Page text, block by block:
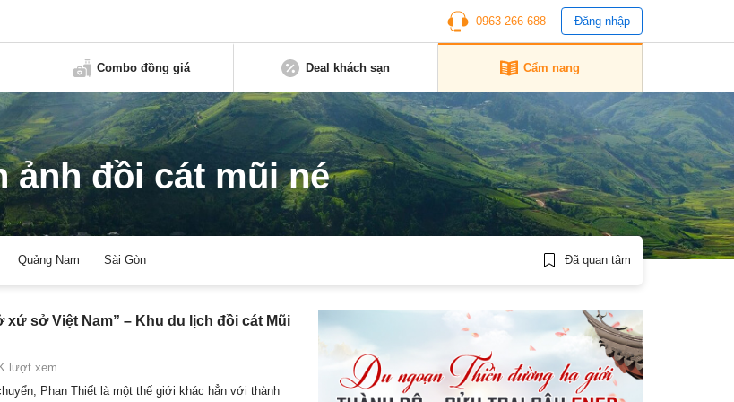
0963 266 688 Đăng nhập
Combo đồng giá Deal khách sạn Cẩm nang
ảnh đồi cát mũi né
Quảng Nam Sài Gòn Đã quan tâm
xứ sở Việt Nam” – Khu du lịch đồi cát Mũi
lượt xem
Phan Thiết là một thế giới khác hẳn với thành